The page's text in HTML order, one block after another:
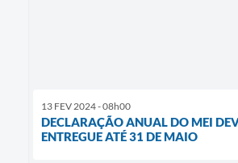
13 FEV 2024 - 08h00
DECLARAÇÃO ANUAL DO MEI
ENTREGUE ATÉ 31 DE MAIO